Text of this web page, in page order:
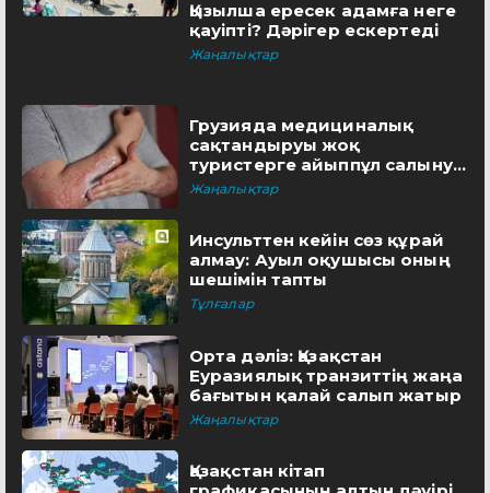
Қызылша ересек адамға неге
қауіпті? Дәрігер ескертеді
Жаңалықтар
Грузияда медициналық
сақтандыруы жоқ
туристерге айыппұл салынуы
мүмкін
Жаңалықтар
Инсульттен кейін сөз құрай
алмау: Ауыл оқушысы оның
шешімін тапты
Тұлғалар
Орта дәліз: Қазақстан
Еуразиялық транзиттің жаңа
бағытын қалай салып жатыр
Жаңалықтар
Қазақстан кітап